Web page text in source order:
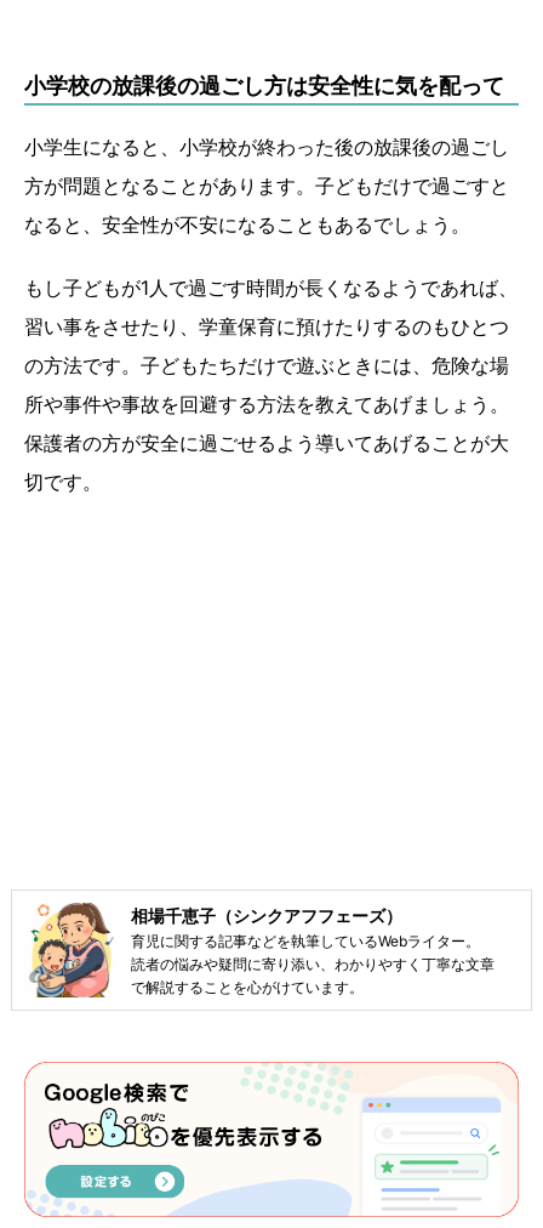
小学校の放課後の過ごし方は安全性に気を配って
小学生になると、小学校が終わった後の放課後の過ごし
方が問題となることがあります。子どもだけで過ごすと
なると、安全性が不安になることもあるでしょう。
もし子どもが1人で過ごす時間が長くなるようであれば、
習い事をさせたり、学童保育に預けたりするのもひとつ
の方法です。子どもたちだけで遊ぶときには、危険な場
所や事件や事故を回避する方法を教えてあげましょう。
保護者の方が安全に過ごせるよう導いてあげることが大
切です。
相場千恵子（シンクアフフェーズ）
育児に関する記事などを執筆しているWebライター。
読者の悩みや疑問に寄り添い、わかりやすく丁寧な文章
で解説することを心がけています。